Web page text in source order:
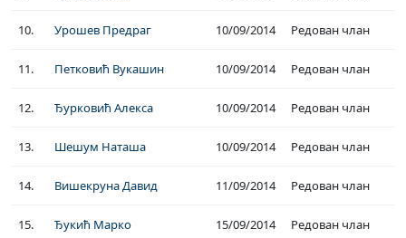
10. Урошев Предраг 10/09/2014 Редован члан
11. Петковић Вукашин 10/09/2014 Редован члан
12. Ђурковић Алекса 10/09/2014 Редован члан
13. Шешум Наташа 10/09/2014 Редован члан
14. Вишекруна Давид 11/09/2014 Редован члан
15. Ђукић Марко 15/09/2014 Редован члан